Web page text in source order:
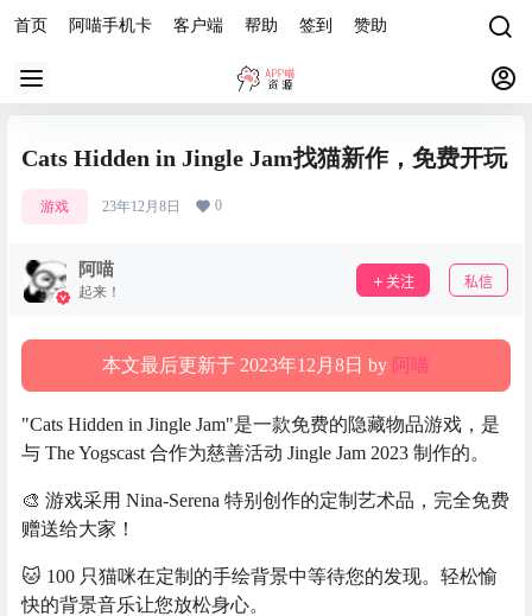
首页 阿喵手机卡 客户端 帮助 签到 赞助
Cats Hidden in Jingle Jam找猫新作，免费开玩
游戏 23年12月8日 0
阿喵
起来！
关注 私信
本文最后更新于 2023年12月8日 by 阿喵
"Cats Hidden in Jingle Jam"是一款免费的隐藏物品游戏，是
与 The Yogscast 合作为慈善活动 Jingle Jam 2023 制作的。
🎨 游戏采用 Nina-Serena 特别创作的定制艺术品，完全免费
赠送给大家！
🐱 100 只猫咪在定制的手绘背景中等待您的发现。轻松愉
快的背景音乐让您放松身心。